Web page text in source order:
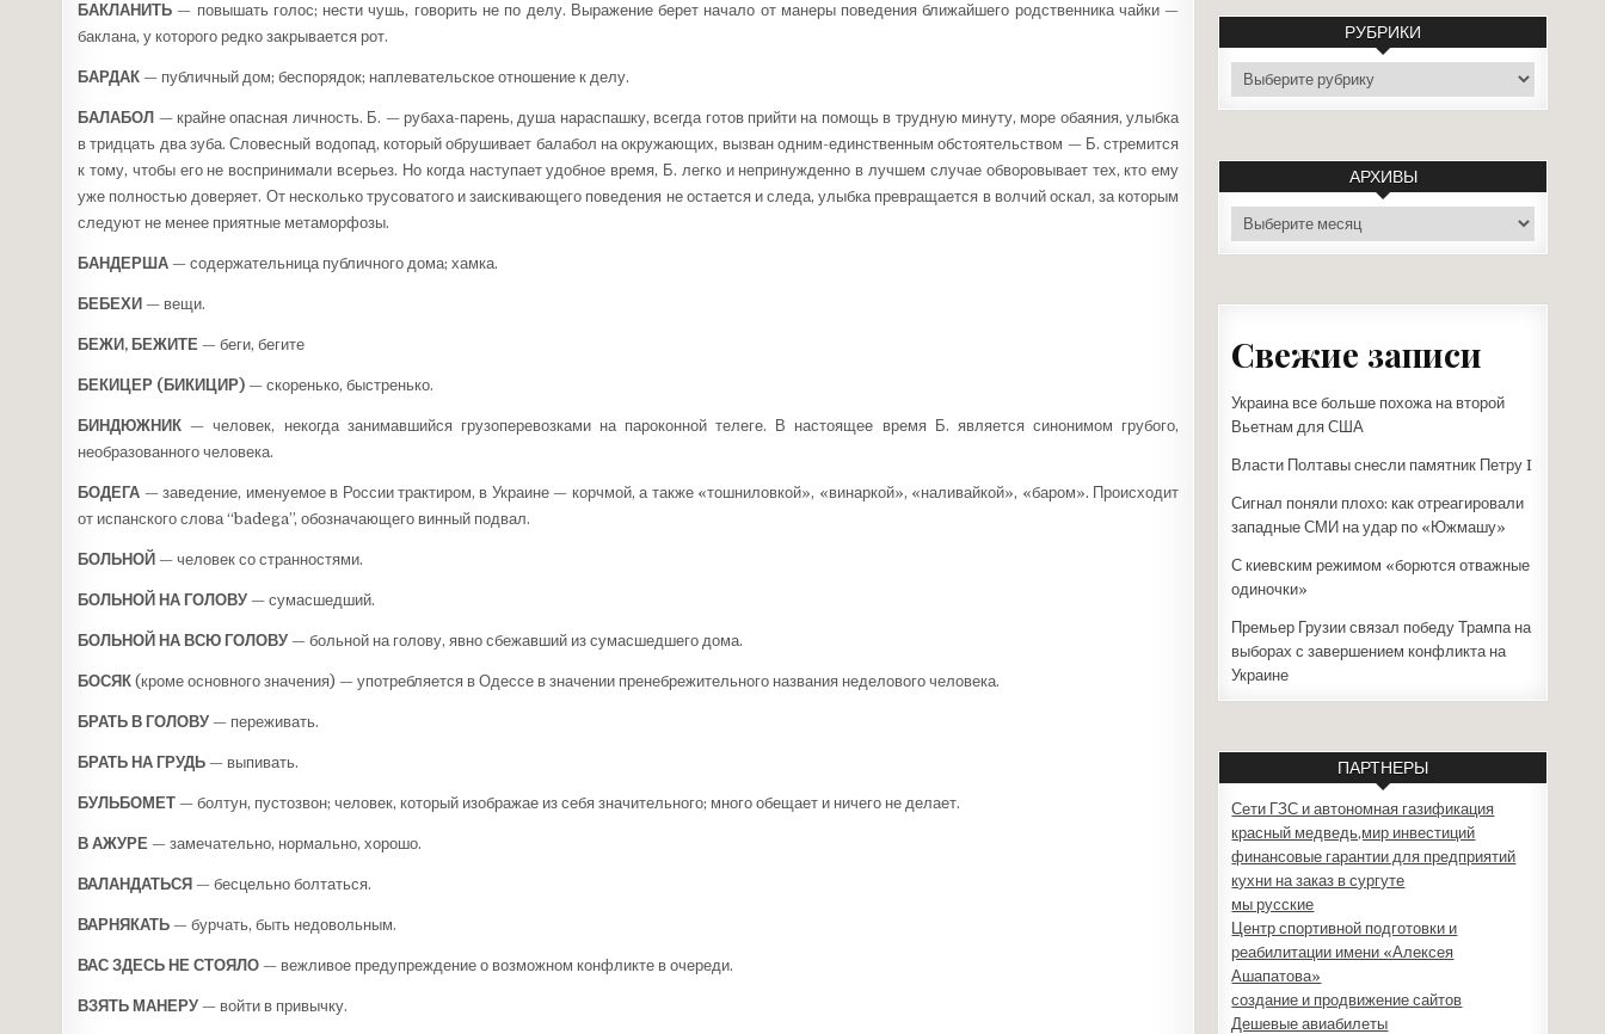
БАКЛАНИТЬ — повышать голос; нести чушь, говорить не по делу. Выражение берет начало от манеры поведения ближайшего родственника чайки —
баклана, у которого редко закрывается рот.
БАРДАК— публичный дом; беспорядок; наплевательское отношение к делу.
БАЛАБОЛ — крайне опасная личность. Б. — рубаха-парень, душа нараспашку, всегда готов прийти на помощь в трудную минуту, море обаяния, улыбка
в тридцать два зуба. Словесный водопад, который обрушивает балабол на окружающих, вызван одним-единственным обстоятельством — Б. стремится
к тому, чтобы его не воспринимали всерьез. Но когда наступает удобное время, Б. легко и непринужденно в лучшем случае обворовывает тех, кто ему
уже полностью доверяет. От несколько трусоватого и заискивающего поведения не остается и следа, улыбка превращается в волчий оскал, за которым
следуют не менее приятные метаморфозы.
БАНДЕРША — содержательница публичного дома; хамка.
БЕБЕХИ — вещи.
БЕЖИ, БЕЖИТЕ — беги, бегите
БЕКИЦЕР (БИКИЦИР) — скоренько, быстренько.
БИНДЮЖНИК— человек, некогда занимавшийся грузоперевозками на пароконной телеге. В настоящее время Б. является синонимом грубого,
необразованного человека.
БОДЕГА — заведение, именуемое в России трактиром, в Украине — корчмой, а также «тошниловкой», «винаркой», «наливайкой», «баром». Происходит
от испанского слова “badega”, обозначающего винный подвал.
БОЛЬНОЙ— человек со странностями.
БОЛЬНОЙ НА ГОЛОВУ— сумасшедший.
БОЛЬНОЙ НА ВСЮ ГОЛОВУ— больной на голову, явно сбежавший из сумасшедшего дома.
БОСЯК (кроме основного значения) — употребляется в Одессе в значении пренебрежительного названия неделово­го человека.
БРАТЬ В ГОЛОВУ — переживать.
БРАТЬ НА ГРУДЬ — выпивать.
БУЛЬБОМЕТ — болтун, пустозвон; человек, который изображае из себя значительного; много обещает и ничего не делает.
В АЖУРЕ — замечательно, нормально, хорошо.
ВАЛАНДАТЬСЯ — бесцельно болтаться.
ВАРНЯКАТЬ — бурчать, быть недовольным.
ВАС ЗДЕСЬ НЕ СТОЯЛО — вежливое предупрежде­ние о возможном конфликте в очереди.
ВЗЯТЬ МАНЕРУ — войти в привычку.
РУБРИКИ
рубрики
АРХИВЫ
архивы
Свежие записи
Украина все больше похожа на второй
Вьетнам для США
Власти Полтавы снесли памятник Петру I
Сигнал поняли плохо: как отреагировали
западные СМИ на удар по «Южмашу»
С киевским режимом «борются отважные
одиночки»
Премьер Грузии связал победу Трампа на
выборах с завершением конфликта на
Украине
ПАРТНЕРЫ
Сети ГЗС и автономная газификация
красный медведь,мир инвестиций
финансовые гарантии для предприятий
кухни на заказ в сургуте
мы русские
Центр спортивной подготовки и
реабилитации имени «Алексея
Ашапатова»
создание и продвижение сайтов
Дешевые авиабилеты